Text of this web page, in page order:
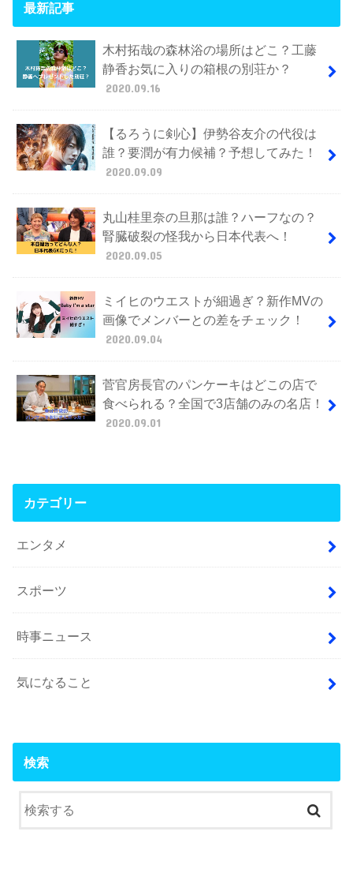
最新記事
木村拓哉の森林浴の場所はどこ？工藤
静香お気に入りの箱根の別荘か？
2020.09.16
【るろうに剣心】伊勢谷友介の代役は
誰？要潤が有力候補？予想してみた！
2020.09.09
丸山桂里奈の旦那は誰？ハーフなの？
腎臓破裂の怪我から日本代表へ！
2020.09.05
ミイヒのウエストが細過ぎ？新作MVの
画像でメンバーとの差をチェック！
2020.09.04
菅官房長官のパンケーキはどこの店で
食べられる？全国で3店舗のみの名店！
2020.09.01
カテゴリー
エンタメ
スポーツ
時事ニュース
気になること
検索